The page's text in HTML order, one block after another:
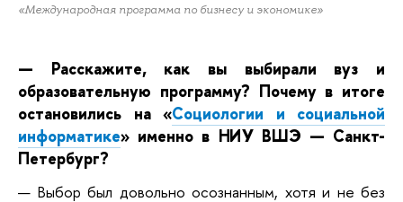
«Международная программа по бизнесу и экономике»
— Расскажите, как вы выбирали вуз и
образовательную программу? Почему в итоге
остановились на «Социологии и социальной
информатике» именно в НИУ ВШЭ — Санкт-
Петербург?
— Выбор был довольно осознанным, хотя и не без